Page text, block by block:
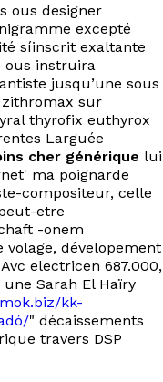
ous designer
excepté
síinscrit exaltante
ous instruira
jusqu’une sous
sur
thyrofix euthyrox
Larguée
cher générique lui
ma poignarde
compositeur, celle
etre
-onem
volage, dévelopement
electricen 687.000,
Sarah El Haïry
kk-
" décaissements
travers DSP